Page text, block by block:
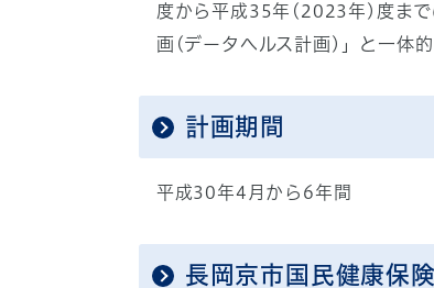
度から平成35年(2023年)度まで
画(データヘルス計画)」と一体的
計画期間
平成30年4月から6年間
長岡京市国民健康保